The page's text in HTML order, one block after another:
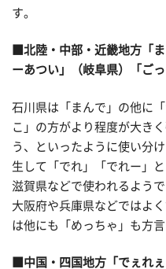
す。
■北陸・中部・近畿地方「
ーあつい」（岐阜県）「ご
石川県は「まんで」の他に
こ」の方がより程度が大き
う、といったように使い分
生して「でれ」「でれー」
滋賀県などで使われるよう
大阪府や兵庫県などではよ
は他にも「めっちゃ」も方言
■中国・四国地方「でぇれ